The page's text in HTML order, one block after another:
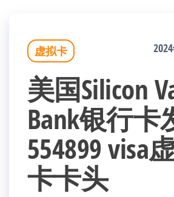
虚拟卡
美国Silicon
Bank银行卡
554899 visa
卡卡头